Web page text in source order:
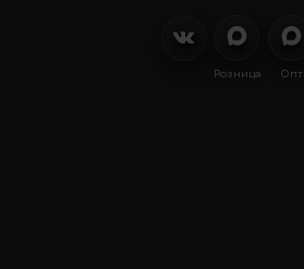
Розница Опт